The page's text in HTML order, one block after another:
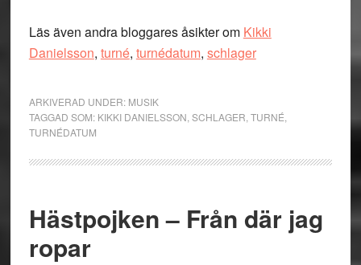
Läs även andra bloggares åsikter om Kikki
Danielsson, turné, turnédatum, schlager
ARKIVERAD UNDER: MUSIK
TAGGAD SOM: KIKKI DANIELSSON SCHLAGER TURNÉ
TURNÉDATUM
Hästpojken – Från där jag
ropar